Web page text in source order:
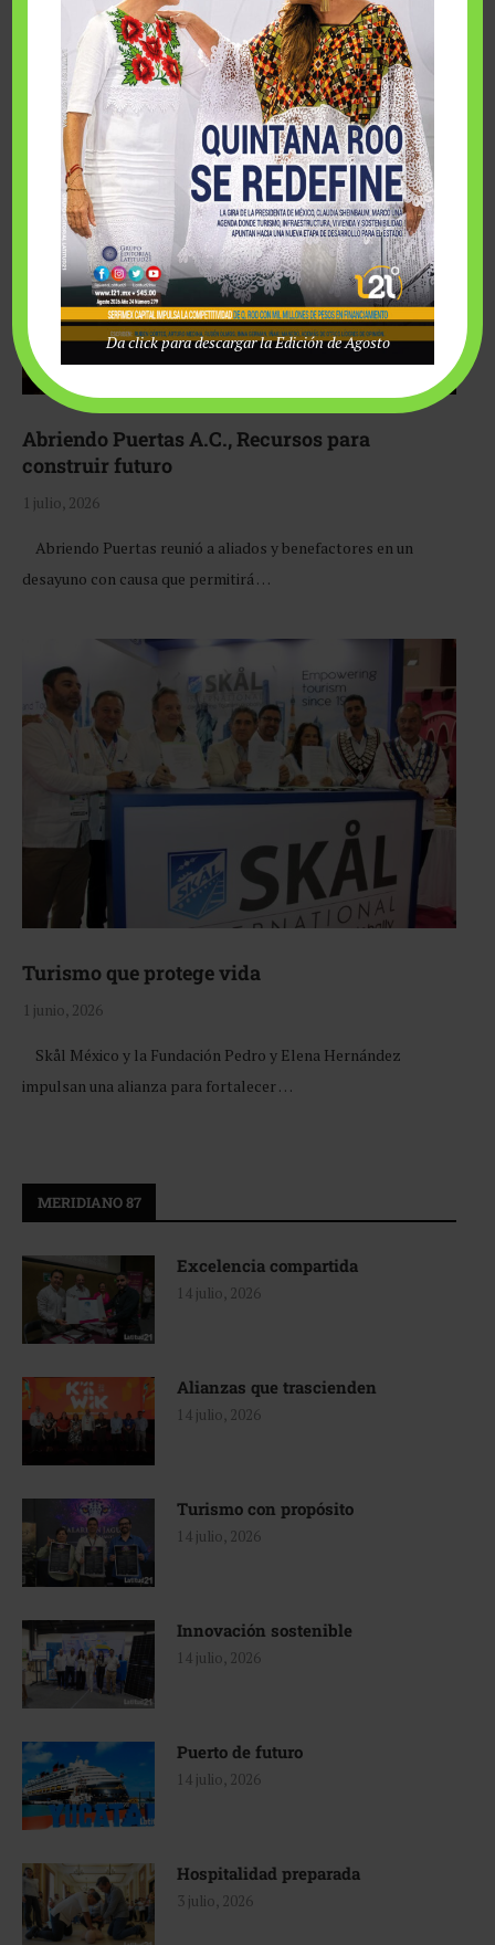
Fairmont Mayakoba y Make-A-Wish México unieron
esfuerzos para hacer realidad el deseo de una …
Abriendo Puertas A.C., Recursos para
construir futuro
1 julio, 2026
Abriendo Puertas reunió a aliados y benefactores en un
desayuno con causa que permitirá …
Turismo que protege vida
1 junio, 2026
Skål México y la Fundación Pedro y Elena Hernández
impulsan una alianza para fortalecer …
MERIDIANO 87
Excelencia compartida
14 julio, 2026
Alianzas que trascienden
14 julio, 2026
Turismo con propósito
14 julio, 2026
Innovación sostenible
14 julio, 2026
Puerto de futuro
14 julio, 2026
Hospitalidad preparada
3 julio, 2026
Da click para descargar la Edición de Agosto